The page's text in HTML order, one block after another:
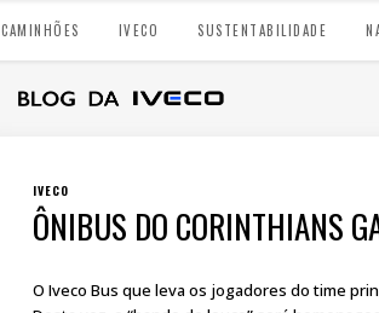
CAMINHÕES IVECO SUSTENTABILIDADE
IVECO
ÔNIBUS DO CORINTHIANS
O Iveco Bus que leva os jogadores do time